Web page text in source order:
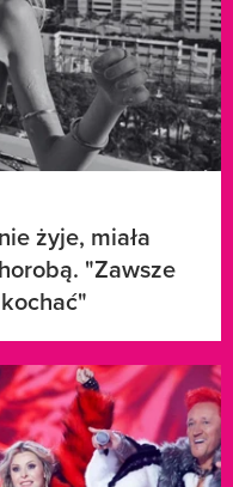
żyje, miała
"Zawsze